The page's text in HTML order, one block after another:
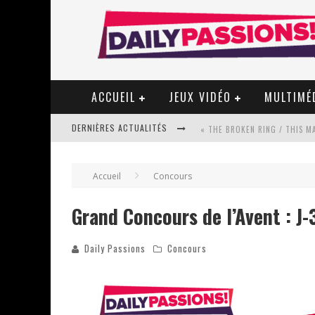
ACCUEIL JEUX VIDÉO
DERNIÈRES ACTUALITÉS
STAR FOX
PSYRIVER 2026 : LA MAGIE
Accueil Concours
Grand Concours de l’Avent : J-
Daily Passions Concours